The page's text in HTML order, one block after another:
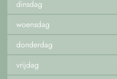
dinsdag
woensdag
donderdag
vrijdag